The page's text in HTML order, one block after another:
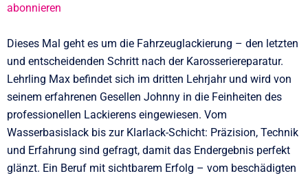
abonnieren
Dieses Mal geht es um die Fahrzeuglackierung – den letzten
und entscheidenden Schritt nach der Karosseriereparatur.
Lehrling Max befindet sich im dritten Lehrjahr und wird von
seinem erfahrenen Gesellen Johnny in die Feinheiten des
professionellen Lackierens eingewiesen. Vom
Wasserbasislack bis zur Klarlack-Schicht: Präzision, Technik
und Erfahrung sind gefragt, damit das Endergebnis perfekt
glänzt. Ein Beruf mit sichtbarem Erfolg – vom beschädigten